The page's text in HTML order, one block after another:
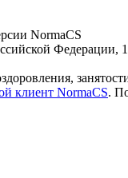
NormaCS
Федерации,
клиент NormaCS.